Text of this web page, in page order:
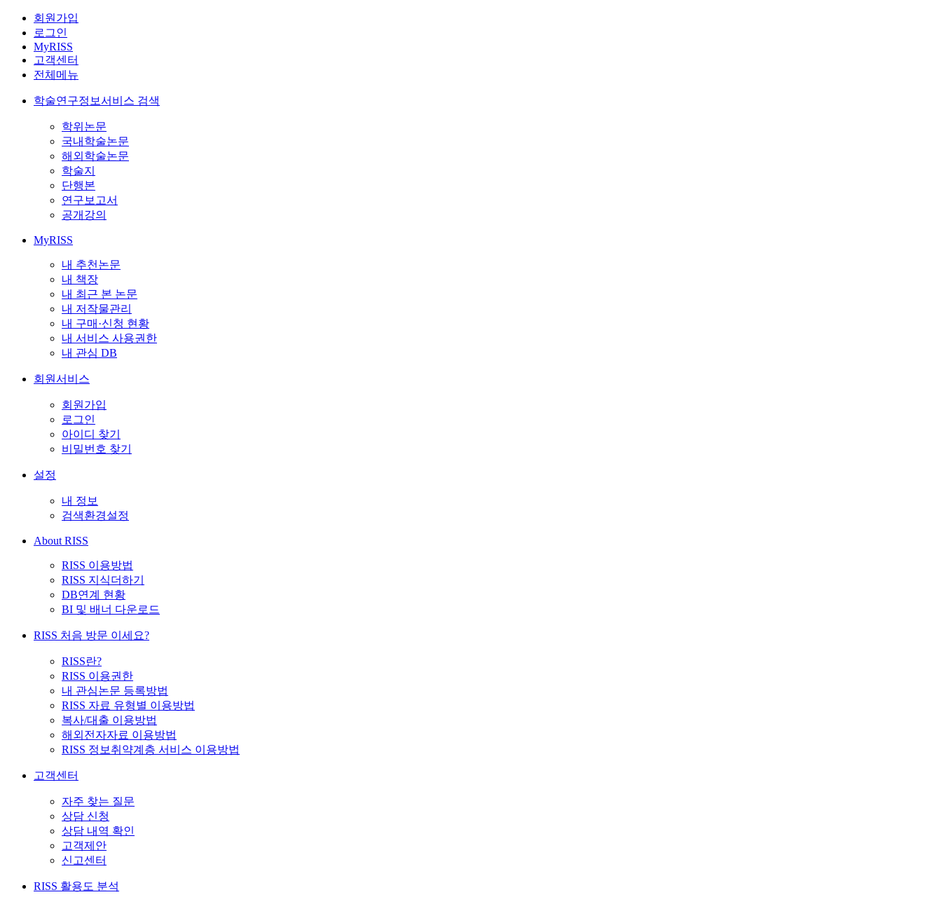
회원가입
로그인
MyRISS
고객센터
전체메뉴
학술연구정보서비스 검색
학위논문
국내학술논문
해외학술논문
학술지
단행본
연구보고서
공개강의
MyRISS
내 추천논문
내 책장
내 최근 본 논문
내 저작물관리
내 구매·신청 현황
내 서비스 사용권한
내 관심 DB
회원서비스
회원가입
로그인
아이디 찾기
비밀번호 찾기
설정
내 정보
검색환경설정
About RISS
RISS 이용방법
RISS 지식더하기
DB연계 현황
BI 및 배너 다운로드
RISS 처음 방문 이세요?
RISS란?
RISS 이용권한
내 관심논문 등록방법
RISS 자료 유형별 이용방법
복사/대출 이용방법
해외전자자료 이용방법
RISS 정보취약계층 서비스 이용방법
고객센터
자주 찾는 질문
상담 신청
상담 내역 확인
고객제안
신고센터
RISS 활용도 분석